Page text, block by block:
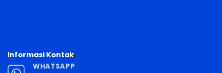
Informasi Kontak
WHATSAPP